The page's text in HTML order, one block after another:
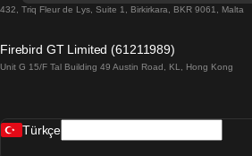
Barselona Sevilla Treni
Belfast Dublin Treni
432, Triq Fleur de Lys, Suite 1, Birkirkara, BKR 9061, Malta
Firebird GT Limited (61211989)
Unit G 15/F Tal Building 49 Austin Road, KL, Hong Kong
Türkçe